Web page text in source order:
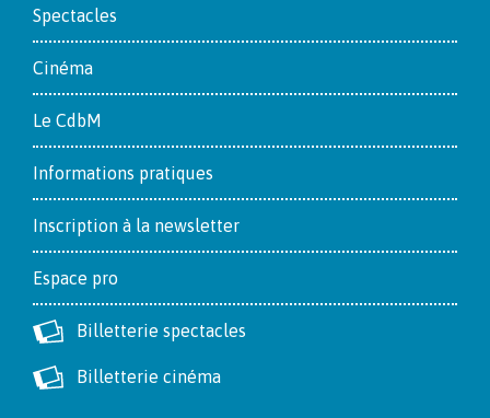
Footer
Spectacles
Cinéma
Le CdbM
Informations pratiques
Inscription à la newsletter
Espace pro
Billetterie spectacles
Billetterie cinéma